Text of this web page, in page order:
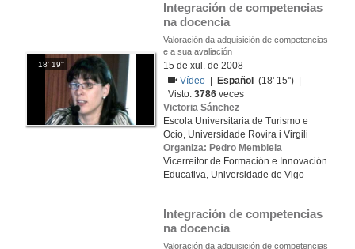
18' 19''
Integración de competencias
na docencia
Valoración da adquisición de competencias
e a sua avaliación
15 de xul. de 2008
Vídeo
Español
(18' 15'') |
Visto:3786 veces
Victoria Sánchez
Escola Universitaria de Turismo e
Ocio, Universidade Rovira i Virgili
Organiza: Pedro Membiela
Vicerreitor de Formación e Innovación
Educativa, Universidade de Vigo
Integración de competencias
na docencia
Valoración da adquisición de competencias